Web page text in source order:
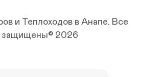
и Теплоходов в Анапе. Все
защищены© 2026